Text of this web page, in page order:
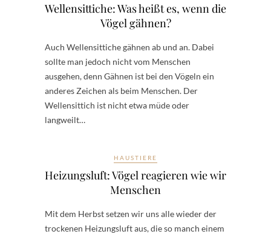
Wellensittiche: Was heißt es, wenn die
Vögel gähnen?
Auch Wellensittiche gähnen ab und an. Dabei
sollte man jedoch nicht vom Menschen
ausgehen, denn Gähnen ist bei den Vögeln ein
anderes Zeichen als beim Menschen. Der
Wellensittich ist nicht etwa müde oder
langweilt…
HAUSTIERE
Heizungsluft: Vögel reagieren wie wir
Menschen
Mit dem Herbst setzen wir uns alle wieder der
trockenen Heizungsluft aus, die so manch einem